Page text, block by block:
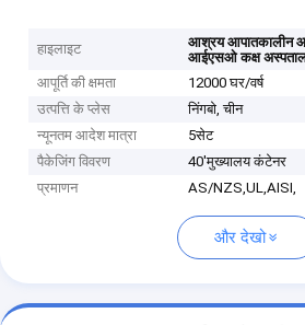
हाइलाइट आश्रय आपातकालीन
आईएसओ कक्ष
आपूर्ति की क्षमता
12000 घर/वर्ष
उत्पत्ति के प्लेस
निंगबो, चीन
न्यूनतम आदेश मात्रा
5सेट
पैकेजिंग विवरण
40'मुख्यालय कंटेनर
प्रमाणन
AS/NZS,UL,AISI,
और देखो